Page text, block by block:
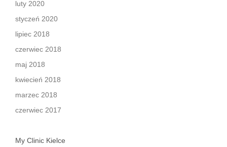
luty 2020
styczeń 2020
lipiec 2018
czerwiec 2018
maj 2018
kwiecień 2018
marzec 2018
czerwiec 2017
My Clinic Kielce